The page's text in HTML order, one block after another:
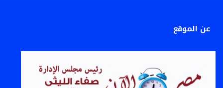
عن الموقع